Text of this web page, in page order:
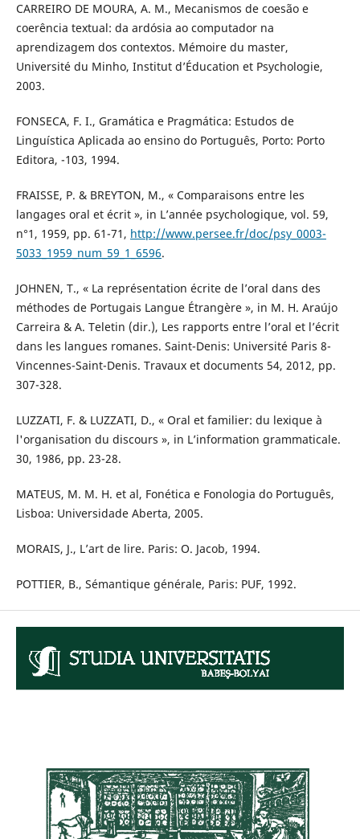
CARREIRO DE MOURA, A. M., Mecanismos de coesão e
coerência textual: da ardósia ao computador na
aprendizagem dos contextos. Mémoire du master,
Université du Minho, Institut d’Éducation et Psychologie,
2003.
FONSECA, F. I., Gramática e Pragmática: Estudos de
Linguística Aplicada ao ensino do Português, Porto: Porto
Editora, -103, 1994.
FRAISSE, P. & BREYTON, M., « Comparaisons entre les
langages oral et écrit », in L’année psychologique, vol. 59,
n°1, 1959, pp. 61-71, http://www.persee.fr/doc/psy_0003-
5033_1959_num_59_1_6596.
JOHNEN, T., « La représentation écrite de l’oral dans des
méthodes de Portugais Langue Étrangère », in M. H. Araújo
Carreira & A. Teletin (dir.), Les rapports entre l’oral et l’écrit
dans les langues romanes. Saint-Denis: Université Paris 8-
Vincennes-Saint-Denis. Travaux et documents 54, 2012, pp.
307-328.
LUZZATI, F. & LUZZATI, D., « Oral et familier: du lexique à
l'organisation du discours », in L’information grammaticale.
30, 1986, pp. 23-28.
MATEUS, M. M. H. et al, Fonética e Fonologia do Português,
Lisboa: Universidade Aberta, 2005.
MORAIS, J., L’art de lire. Paris: O. Jacob, 1994.
POTTIER, B., Sémantique générale, Paris: PUF, 1992.